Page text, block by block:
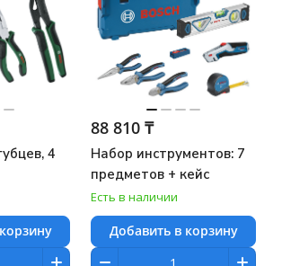
4
88 810 ₸
Набор инструментов: 7
предметов + кейс
Есть в наличии
Добавить в корзину